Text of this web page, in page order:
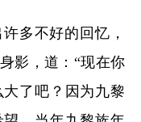
多不好的回忆，
影，道：“现在你
了吧？因为九黎